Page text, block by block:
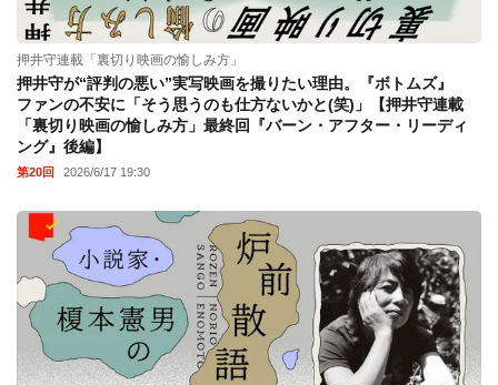
押井守連載「裏切り映画の愉しみ方」
押井守が“評判の悪い”実写映画を撮りたい理由。『ボトムズ』
ファンの不安に「そう思うのも仕方ないかと(笑)」【押井守連載
「裏切り映画の愉しみ方」最終回『バーン・アフター・リーディ
ング』後編】
第20回 2026/6/17 19:30